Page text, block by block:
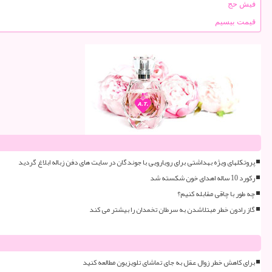
فیش حج
قیمت بیسیم
پروتکلهای ویژه بهداشتی برای رویارویی با جوندگان در سایت های دفن زباله ابلاغ گردید
رکورد 10 ساله اهدای خون شکسته شد
چه طور با چاقی مقابله کنیم؟
گاز رادون خطر مبتلاشدن به سرطان تخمدان را بیشتر می کند
برای کاهش خطر زوال عقل به جای تماشای تلویزیون مطالعه کنید